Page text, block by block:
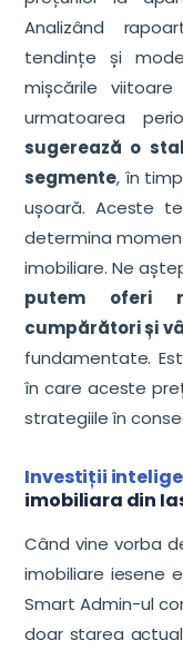
Analizând
tendințe și
mișcările
urmatoarea
sugerează o
segmente, în
ușoară. Aceste
determina
imobiliare. Ne
putem oferi
cumpărători și
fundamentate.
în care aceste
strategiile în
Investiții
imobiliara din
Când vine vorba
imobiliare iesene
Smart Admin-ul
doar starea